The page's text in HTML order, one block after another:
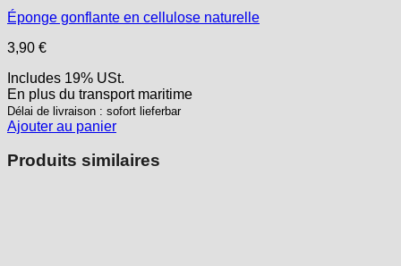
Éponge gonflante en cellulose naturelle
3,90 €
Includes 19% USt.
En plus du transportmaritime
Délai de livraison : sofort lieferbar
Ajouter au panier
Produits similaires